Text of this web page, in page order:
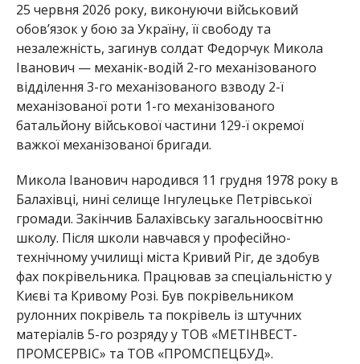
25 червня 2026 року, виконуючи військовий
обов’язок у бою за Україну, її свободу та
незалежність, загинув солдат Федорчук Микола
Іванович — механік-водій 2-го механізованого
відділення 3-го механізованого взводу 2-ї
механізованої роти 1-го механізованого
батальйону військової частини 129-ї окремої
важкої механізованої бригади.
Микола Іванович народився 11 грудня 1978 року в
Балахівці, нині селище Інгулецьке Петрівської
громади. Закінчив Балахівську загальноосвітню
школу. Після школи навчався у професійно-
технічному училищі міста Кривий Ріг, де здобув
фах покрівельника. Працював за спеціальністю у
Києві та Кривому Розі. Був покрівельником
рулонних покрівель та покрівель із штучних
матеріалів 5-го розряду у ТОВ «МЕТІНВЕСТ-
ПРОМСЕРВІС» та ТОВ «ПРОМСПЕЦБУД».